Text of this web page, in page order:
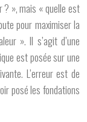
? », mais « quelle est
pour maximiser la
». Il s’agit d’une
est posée sur une
L’erreur est de
posé les fondations